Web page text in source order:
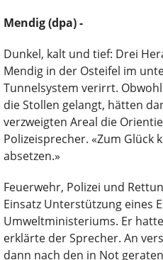
Mendig (dpa) -
Dunkel, kalt und tief: Drei
Mendig in der Osteifel im
Tunnelsystem verirrt.
die Stollen gelangt, hätten
verzweigten Areal die
Polizeisprecher. «Zum Glück
absetzen.»
Feuerwehr, Polizei und
Einsatz Unterstützung eines
Umweltministeriums. Er
erklärte der Sprecher. An
dann nach den in Not